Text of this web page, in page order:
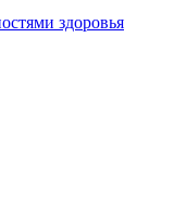
здоровья